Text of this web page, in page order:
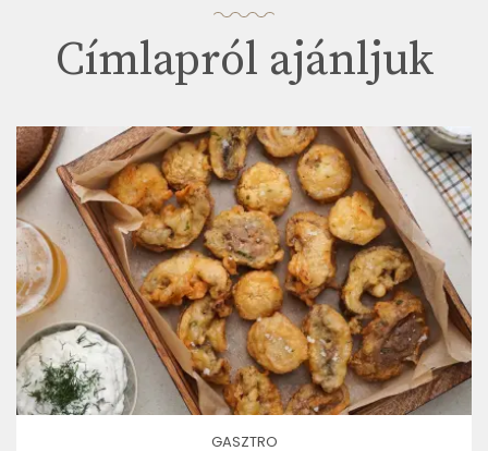
Címlapról ajánljuk
GASZTRO